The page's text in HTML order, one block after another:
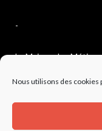
Nous utilisons des
-
La Maison des Métiers
4, avenue de